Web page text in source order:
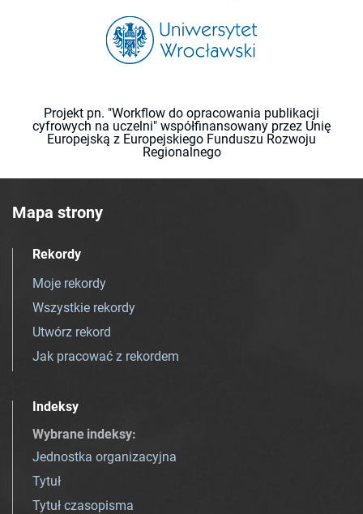
Projekt pn. "Workflow do opracowania publikacji
cyfrowych na uczelni" współfinansowany przez Unię
Europejską z Europejskiego Funduszu Rozwoju
Regionalnego
Mapa strony
Rekordy
Moje rekordy
Wszystkie rekordy
Utwórz rekord
Jak pracować z rekordem
Indeksy
Wybrane indeksy:
Jednostka organizacyjna
Tytuł
Tytuł czasopisma